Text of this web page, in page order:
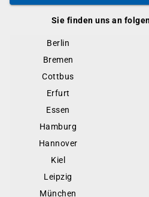
Sie finden uns an
Berlin
Bremen
Cottbus
Erfurt
Essen
Hamburg
Hannover
Kiel
Leipzig
München